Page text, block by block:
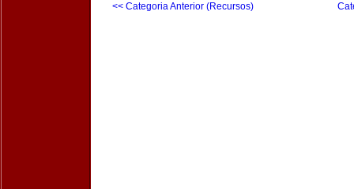
<< Categoria Anterior (Recursos)